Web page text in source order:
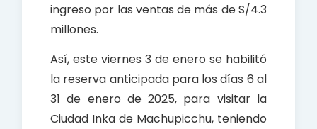
ingreso por las ventas de más de S/4.3
millones.
Así, este viernes 3 de enero se habilitó
la reserva anticipada para los días 6 al
31 de enero de 2025, para visitar la
Ciudad Inka de Machupicchu, teniendo